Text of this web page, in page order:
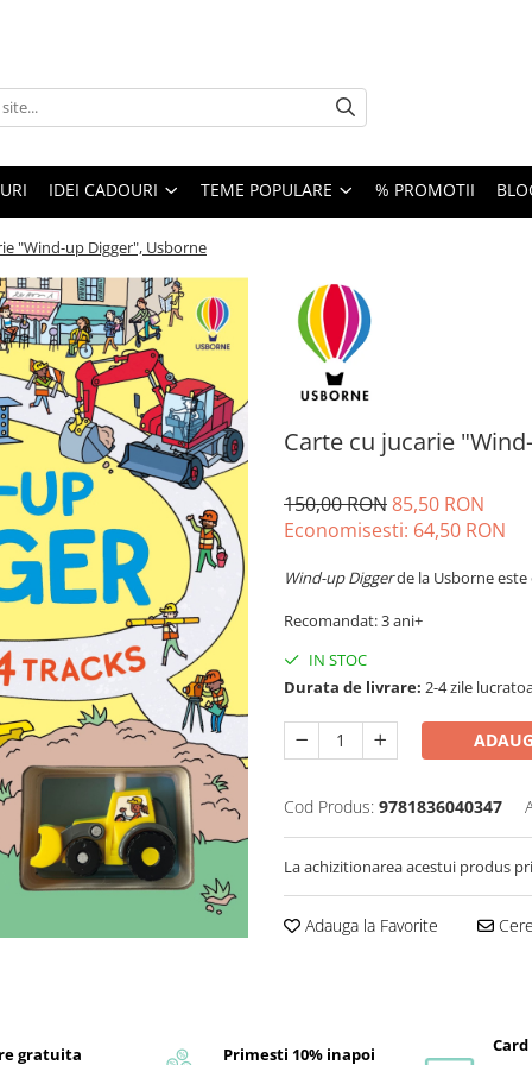
IDEI CADOURI TEME POPULARE % PROMOTII
"Wind-up Digger", Usborne
Carte cu jucarie
150,00 RON85,50 RON
Economisesti: 64,50 RON
Wind-up Diggerde la Usborne
Recomandat: 3 ani+
IN STOC
Durata de livrare: 2-4 zile
Cod Produs: 9781836040347
La achizitionarea acestui produs
Adauga la Favorite
gratuita Primesti 10% inapoi